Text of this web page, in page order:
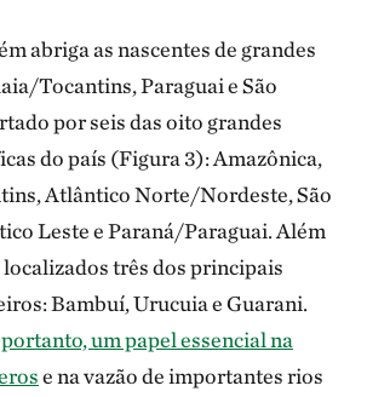
abriga as nascentes de grandes
Tocantins, Paraguai e São
por seis das oito grandes
do país (Figura 3): Amazônica,
Atlântico Norte/Nordeste, São
Leste e Paraná/Paraguai. Além
localizados três dos principais
Bambuí, Urucuia e Guarani.
um papel essencial na
e na vazão de importantes rios